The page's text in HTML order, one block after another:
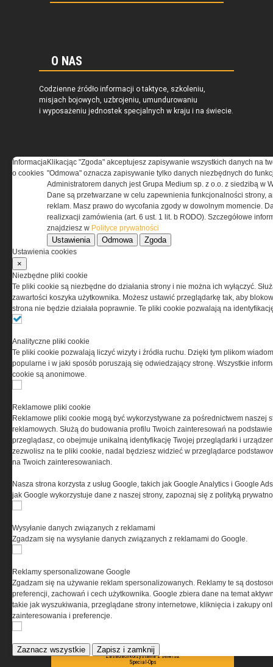
O NAS
Codzienne źródło informacji o taktyce, szkoleniu,
misjach bojowych, uzbrojeniu, umundurowaniu
i wyposażeniu jednostek specjalnych w kraju i na świecie.
REGULAMIN
Regulamin określa zasady korzystania z portalu
www.special-ops.pl
Korzystanie z portalu jest równoznaczne
z zaakceptowaniem warunków ustanowionych
odpowiedzialnością Spółka komandytowa, nr KRS:
0000537655, NIP 1132860378, REGON 146393437
(zwana dalej Grupa MEDIUM) w postaci Regulaminu.
Ta witryna wykorzystuje pliki cookies do przechowywania
informacji na Twoim komputerze. Pliki cookies stosujemy
w celu świadczenia usług na najwyższym poziomie,
w tym w sposób dostosowany do indywidualnych potrzeb.
Korzystanie z witryny bez zmiany ustawień dotyczących
urządzeniu końcowym. W każdym momencie możesz
dokonać zmiany ustawień przeglądarki dotyczących
prywatnościorazinformacją o cookies
rozpowszechnianie artykułów zabronione. Korzystanie z serwisu i
zamieszczonych w nim utworów i danych wyłącznie na zasadach określonych w
Zasadach korzystania z serwisu.
Special-Ops
Informacja
o cookies
Klikacjąc "Zgoda" akceptujesz zapisywanie wszystkich danych na
"Odmowa" oznacza zapisywanie tylko danych niezbędnych do
Administratorem danych jest Grupa Medium sp. z o.o. z siedzibą w
Dane są przetwarzane w celu zapewnienia funkcjonalności strony,
reklam. Masz prawo do wycofania zgody w dowolnym momencie.
realizxacji zamówienia (art. 6 ust. 1 lit. b RODO). Szczegółowe
znajdziesz w Polityce prywatności
Ustawienia Odmowa Zgoda
Ustawienia cookies
×
Niezbędne pliki cookie
Te pliki cookie są niezbędne do działania strony i nie można ich wyłączyć.
zawartości koszyka użytkownika. Możesz ustawić przeglądarkę tak, aby
strona nie będzie działała poprawnie. Te pliki cookie pozwalają na
Analityczne pliki cookie
Te pliki cookie pozwalają liczyć wizyty i źródła ruchu. Dzięki tym plikom
popularne i w jaki sposób poruszają się odwiedzający stronę. Wszystkie
cookie są anonimowe.
Reklamowe pliki cookie
Reklamowe pliki cookie mogą być wykorzystywane za pośrednictwem naszej
reklamowych. Służą do budowania profilu Twoich zainteresowań na
przeglądasz, co obejmuje unikalną identyfikację Twojej przeglądarki i
zezwolisz na te pliki cookie, nadal będziesz widzieć w przeglądarce
na Twoich zainteresowaniach.
Nasza strona korzysta z usług Google, takich jak Google Analytics i Google
jak Google wykorzystuje dane z naszej strony, zapoznaj się z polityką
Wysyłanie danych związanych z reklamami
Zgadzam się na wysyłanie danych związanych z reklamami do Google.
Reklamy spersonalizowane Google
Zgadzam się na używanie reklam spersonalizowanych. Reklamy te są
preferencji, zachowań i cech użytkownika. Google zbiera dane na temat
takie jak wyszukiwania, przeglądane strony internetowe, kliknięcia i zakupy
zainteresowania i preferencje.
Zaznacz wszystkie Zapisz i zamknij